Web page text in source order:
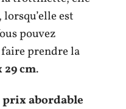
, lorsqu’elle est
pouvez
prendre la
29 cm.
prix abordable